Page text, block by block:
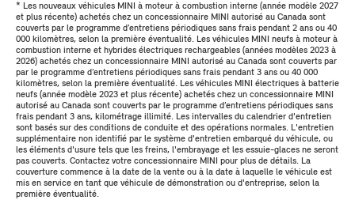
* Les nouveaux véhicules MINI à moteur à combustion interne (année modèle 2027
et plus récente) achetés chez un concessionnaire MINI autorisé au Canada sont
couverts par le programme d’entretiens périodiques sans frais pendant 2 ans ou 40
000 kilomètres, selon la première éventualité. Les véhicules MINI neufs à moteur à
combustion interne et hybrides électriques rechargeables (années modèles 2023 à
2026) achetés chez un concessionnaire MINI autorisé au Canada sont couverts par
par le programme d’entretiens périodiques sans frais pendant 3 ans ou 40 000
kilomètres, selon la première éventualité. Les véhicules MINI électriques à batterie
neufs (année modèle 2023 et plus récente) achetés chez un concessionnaire MINI
autorisé au Canada sont couverts par le programme d’entretiens périodiques sans
frais pendant 3 ans, kilométrage illimité. Les intervalles du calendrier d'entretien
sont basés sur des conditions de conduite et des opérations normales. L'entretien
supplémentaire non identifié par le système d'entretien embarqué du véhicule, ou
les éléments d'usure tels que les freins, l'embrayage et les essuie-glaces ne seront
pas couverts. Contactez votre concessionnaire MINI pour plus de détails. La
couverture commence à la date de la vente ou à la date à laquelle le véhicule est
mis en service en tant que véhicule de démonstration ou d'entreprise, selon la
première éventualité.